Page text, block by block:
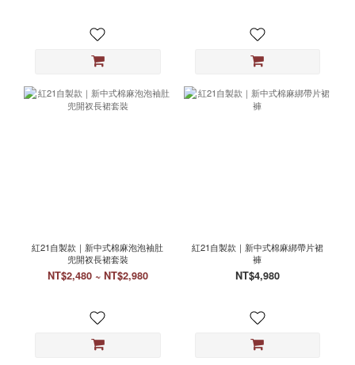
紅21自製款｜新中式棉麻泡泡袖肚
兜開衩長裙套裝
NT$2,480 ~ NT$2,980
紅21自製款｜新中式棉麻綁帶片裙
褲
NT$4,980